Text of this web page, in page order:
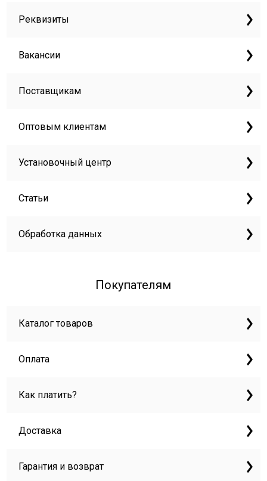
Реквизиты
Вакансии
Поставщикам
Оптовым клиентам
Установочный центр
Статьи
Обработка данных
Покупателям
Каталог товаров
Оплата
Как платить?
Доставка
Гарантия и возврат